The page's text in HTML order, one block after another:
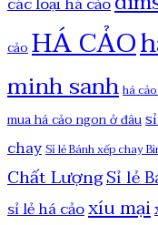
cảoHÁ CẢO
minh sanhhá
mua há cảo ngon ở đâu
chaySỉ lẻ Bánh xếp chay
Chất LượngSỉ lẻ
sỉ lẻ há cảoxíu mại